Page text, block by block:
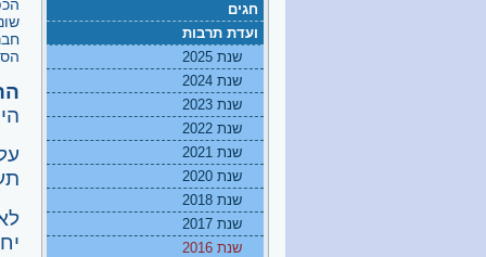
חגים
ועדת תרבות
שנת 2025
שנת 2024
שנת 2023
שנת 2022
שנת 2021
שנת 2020
שנת 2018
שנת 2017
שנת 2016